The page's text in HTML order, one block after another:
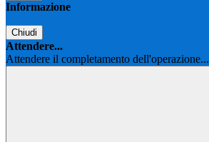
Informazione
Chiudi
Attendere...
Attendere il completamento dell'operazione...